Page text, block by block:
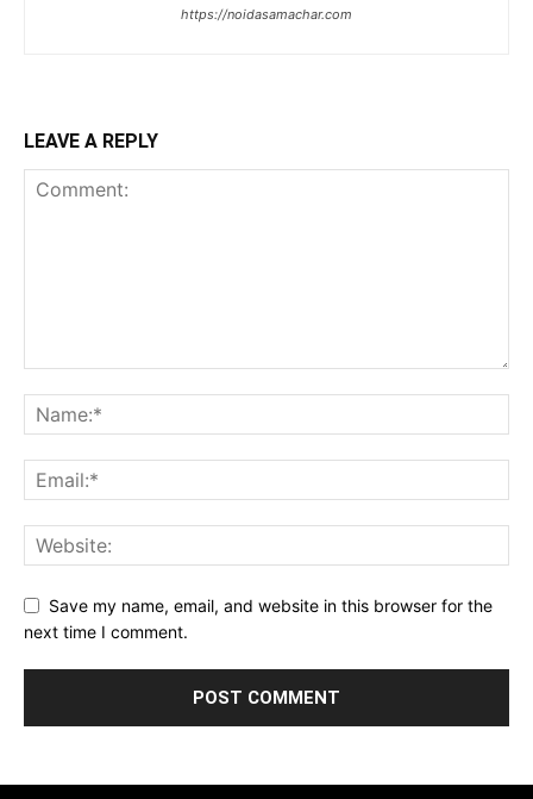
https://noidasamachar.com
LEAVE A REPLY
Save my name, email, and website in this browser for the
next time I comment.